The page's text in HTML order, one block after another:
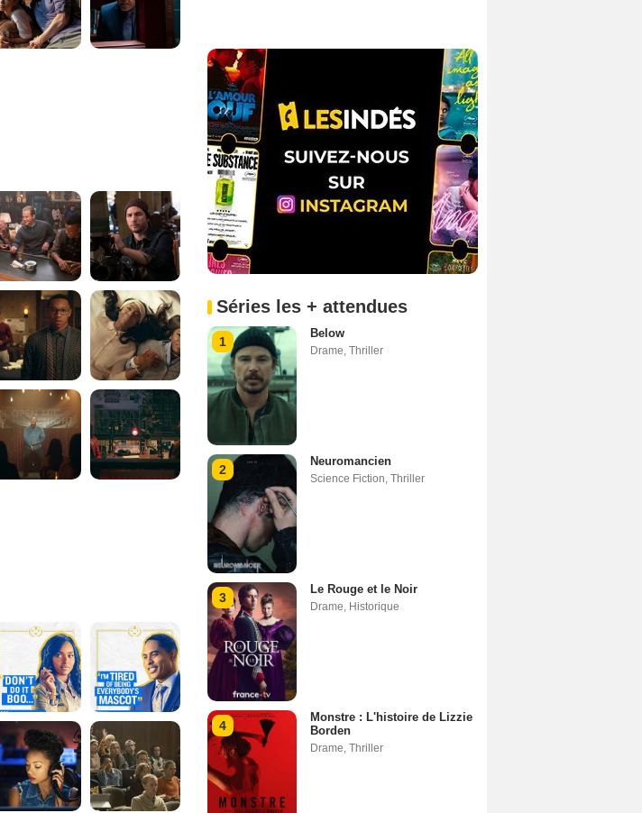
Séries les + attendues
1
Below
Drame, Thriller
2
Neuromancien
Science Fiction, Thriller
3
Le Rouge et le Noir
Drame, Historique
4
Monstre : L'histoire de Lizzie
Borden
Drame, Thriller